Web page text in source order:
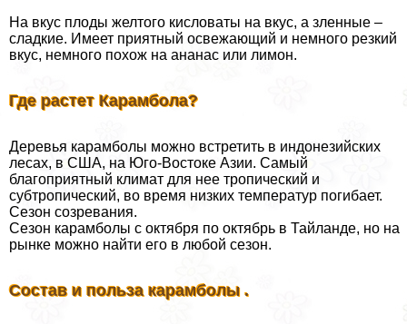
На вкус плоды желтого кисловаты на вкус, а зленные –
сладкие. Имеет приятный освежающий и немного резкий
вкус, немного похож на ананас или лимон.
Где растет Карамбола?
Деревья карамболы можно встретить в индонезийских
лесах, в США, на Юго-Востоке Азии. Самый
благоприятный климат для нее тропический и
субтропический, во время низких температур погибает.
Сезон созревания.
Сезон карамболы с октября по октябрь в Тайланде, но на
рынке можно найти его в любой сезон.
Состав и польза карамболы .